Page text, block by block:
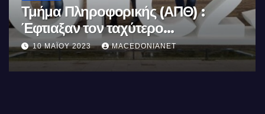
Κορακάκη: Στην Κορυφή του
Κόσμου
8 ΔΕΚΕΜΒΡΊΟΥ 2022 MACEDONIANET